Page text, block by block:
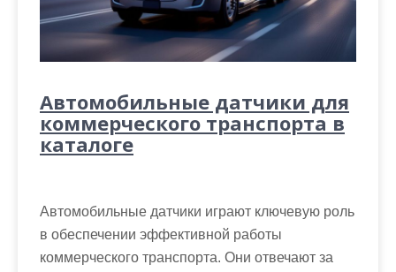
Автомобильные датчики для
коммерческого транспорта в
каталоге
Автомобильные датчики играют ключевую роль
в обеспечении эффективной работы
коммерческого транспорта. Они отвечают за